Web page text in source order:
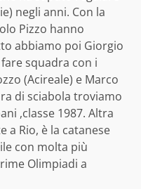
negli anni. Con la
Pizzo hanno
abbiamo poi Giorgio
squadra con i
(Acireale) e Marco
di sciabola troviamo
,classe 1987. Altra
a Rio, è la catanese
con molta più
Olimpiadi a